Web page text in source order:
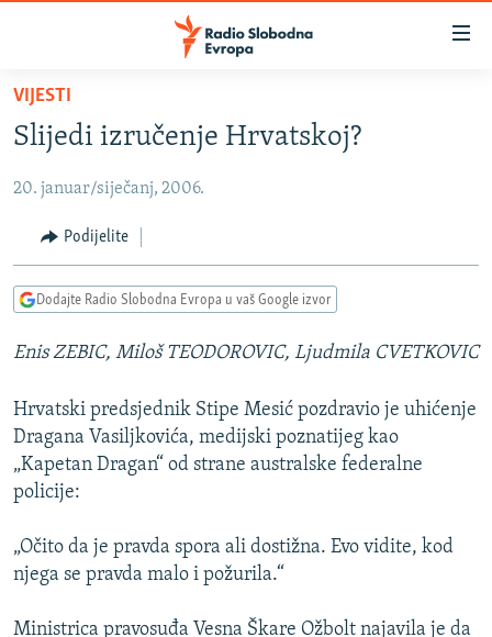
Pređite
glavni
Pređite
Pređite
pretragu
VIJESTI
BOSNA I HERCEGOVINA
SRBIJA
KOSOVO
VIZUELNO
VIDEO
INFOGRAFIKE
PODCASTI
RAT U UKRAJINI
KINA NA BALKANU
RSE PRIČE IZ SVIJETA
DNEVNO@RSE
SPECIJALI RSE
VIŠE OD NASLOVA
VIJESTI
Slijedi izručenje Hrvatskoj?
20. januar/siječanj, 2006.
Podijelite
Dodajte Radio Slobodna Evropa u vaš Google izvor
Enis ZEBIC, Miloš TEODOROVIC, Ljudmila CVETKOVIC
Hrvatski predsjednik Stipe Mesić pozdravio je uhićenje
Dragana Vasiljkovića, medijski poznatijeg kao
„Kapetan Dragan“ od strane australske federalne
policije:
„Očito da je pravda spora ali dostižna. Evo vidite, kod
njega se pravda malo i požurila.“
Ministrica pravosuđa Vesna Škare Ožbolt najavila je da